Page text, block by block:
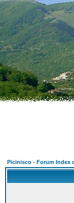
Picinisco - Forum Index